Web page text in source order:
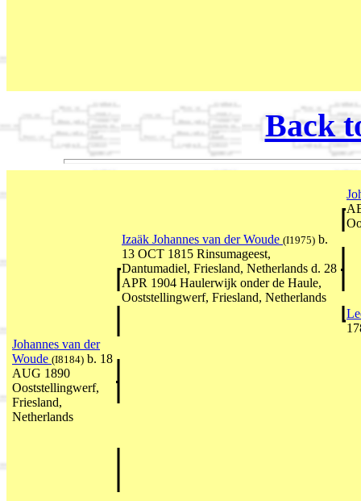
Back
Izaäk Johannes van der Woude (I1975) b.
13 OCT 1815 Rinsumageest,
Dantumadiel, Friesland, Netherlands d. 28
APR 1904 Haulerwijk onder de Haule,
Ooststellingwerf, Friesland, Netherlands
Johannes van der
Woude (I8184) b. 18
AUG 1890
Ooststellingwerf,
Friesland,
Netherlands